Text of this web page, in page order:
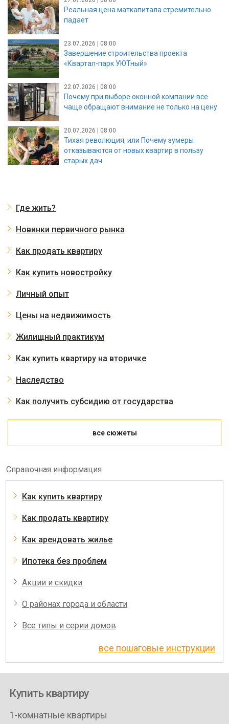
Реальная цена маткапитала стремительно
падает
23.07.2026 | 08:00
Завершение строительства проекта
«Квартал-парк УЮТный»
22.07.2026 | 08:00
Почему при выборе оконной компании все
чаще обращают внимание не только на цену
20.07.2026 | 08:00
Тихая революция, или Почему зумеры
отказываются от новых квартир в пользу
старых дач
Где жить?
Новинки первичного рынка
Как продать квартиру
Как купить новостройку
Личный опыт
Цены на недвижимость
Жилищный практикум
Как купить квартиру на вторичке
Наследство
Как получить субсидию от государства
все сюжеты
Справочная информация
Как купить квартиру
Как продать квартиру
Как арендовать жилье
Ипотека без проблем
Акции и скидки
О районах города и области
Все типы и серии домов
все пошаговые инструкции
Купить квартиру
1-комнатные квартиры